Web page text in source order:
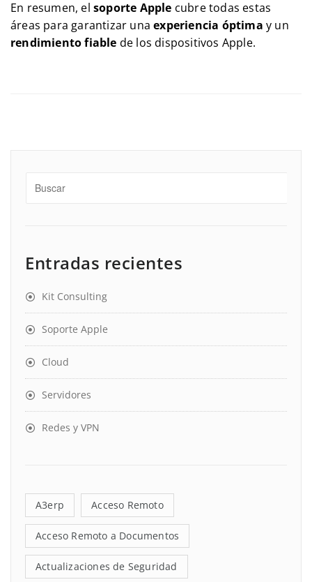
En resumen, el soporte Apple cubre todas estas
áreas para garantizar unaexperiencia óptima y un
rendimiento fiable de los dispositivos Apple.
Entradas recientes
Kit Consulting
Soporte Apple
Cloud
Servidores
Redes y VPN
A3erp Acceso Remoto
Acceso Remoto a Documentos
Actualizaciones de Seguridad